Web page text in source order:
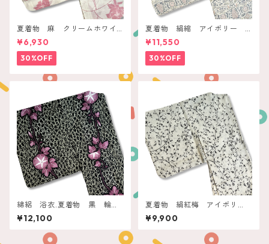
夏着物 麻 クリームホワイ
ト モダンローズ
¥6,930
30%OFF
夏着物 絹縮 アイボリー
ペールボタニカル
¥11,550
30%OFF
綿絽 浴衣.夏着物 黒 輪繋
ぎに朝顔
¥12,100
夏着物 絹紅梅 アイボリ
ー 小花唐草
¥9,900